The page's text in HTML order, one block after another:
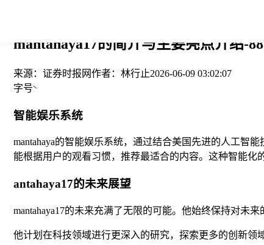
mantahaya17的简介与主要亮点介绍-
来源： 证券时报网作者： 林行止2026-06-09 03:02:07
字号
智能娱乐系统
mantahaya的智能娱乐系统，通过结合美国先进的人工智
能根据用户的观看习惯，推荐最适合的内容。这种智能化
antahaya17的未来展望
mantahaya17的未来充满了无限的可能。他始终保持对未
他计划在科技领域进行更深入的研究，探索更多的创新领